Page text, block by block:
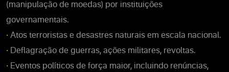
(manipulação de moedas) por instituições
governamentais.
• Atos terroristas e desastres naturais em escala nacional.
• Deflagração de guerras, ações militares, revoltas.
• Eventos políticos de força maior, incluindo renúncias,